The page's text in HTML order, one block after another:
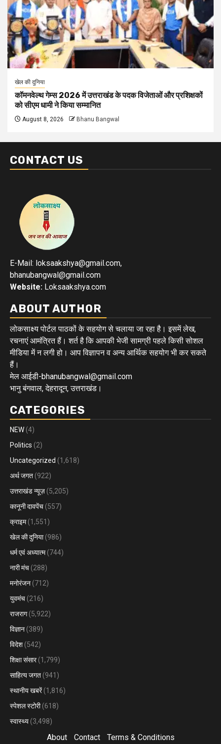
खेल की दुनिया
कॉमनवेल्थ गेम्स 2026 में उत्तराखंड के पदक विजेताओं और प्रशिक्षकों
को सीएम धामी ने किया सम्मानित
August 8, 2026 Bhanu Bangwal
CONTACT US
E-Mail: loksaakshya@gmail.com,
bhanubangwal@gmail.com
Website: Loksaakshya.com
ABOUT AUTHOR
लोकसाक्ष्य पोर्टल पाठकों के सहयोग से चलाया जा रहा है। इसमें लेख,
रचनाएं आमंत्रित हैं। शर्त है कि आपकी भेजी सामग्री पहले किसी सोशल
मीडिया में न लगी हो। आप विज्ञापन व अन्य आर्थिक सहयोग भी कर सकते
हैं।
मेल आईडी-bhanubangwal@gmail.com
भानु बंगवाल, देहरादून, उत्तराखंड।
CATEGORIES
NEW (4)
Politics (2)
Uncategorized (1,618)
अर्थ जगत (922)
उत्तराखंड न्यूज़ (5,205)
कानूनी दावपेंच (557)
क्राइम(1,551)
खेल की दुनिया(986)
धर्म एवं अध्यात्म(744)
नारी मंच (288)
मनोरंजन (712)
युवमंच (216)
राजराग(5,922)
विज्ञान (389)
विदेश (542)
शिक्षा संसार(1,799)
साहित्य जगत (941)
स्थानीय खबरें(1,816)
स्पेशल स्टोरी(618)
स्वास्थ्य (3,498)
About Contact Terms & Conditions